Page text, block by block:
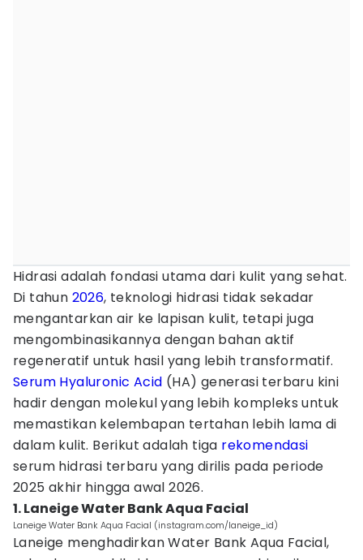
Hidrasi adalah fondasi utama dari kulit yang sehat.
Di tahun 2026, teknologi hidrasi tidak sekadar
mengantarkan air ke lapisan kulit, tetapi juga
mengombinasikannya dengan bahan aktif
regeneratif untuk hasil yang lebih transformatif.
Serum Hyaluronic Acid (HA) generasi terbaru kini
hadir dengan molekul yang lebih kompleks untuk
memastikan kelembapan tertahan lebih lama di
dalam kulit. Berikut adalah tiga rekomendasi
serum hidrasi terbaru yang dirilis pada periode
2025 akhir hingga awal 2026.
1. Laneige Water Bank Aqua Facial
Laneige Water Bank Aqua Facial (instagram.com/laneige_id)
Laneige menghadirkan Water Bank Aqua Facial,